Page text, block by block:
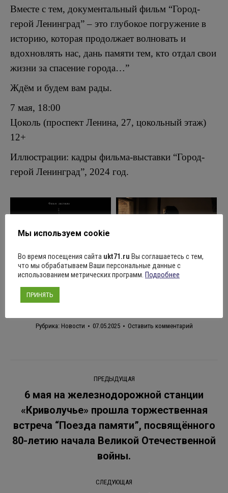
Вместе с тем, документальный фильм “Город-
герой Ленинград” – это глубокое погружение в
историю, которая продолжает волновать и
вдохновлять нас, дань памяти тем, кто отдал свои
жизни за спасение города…”
Ждём и будем вам рады.
7 мая, 18:00
Цоколь (проспект Ленина, 27, цокольный этаж)
12+
Иллюстрации: кадры фильма-выставки “Город-
герой Ленинград”, 2024 год.
Поделиться
Рубрика: Новости 07.05.2025 Оставить комментарий
Навигация
по
записям
ПРЕДЫДУЩАЯ
Предыдущая
запись:
6 мая на железнодорожной станции
«Криволучье» прошла торжественная
встреча “Поезда памяти”, посвящённого
80-летию начала Великой Отечественной
войны.
СЛЕДУЮЩАЯ
Мы используем cookie
Во время посещения сайта ukt71.ru Вы соглашаетесь с тем,
что мы обрабатываем Ваши персональные данные с
использованием метрических программ. Подробнее
ПРИНЯТЬ